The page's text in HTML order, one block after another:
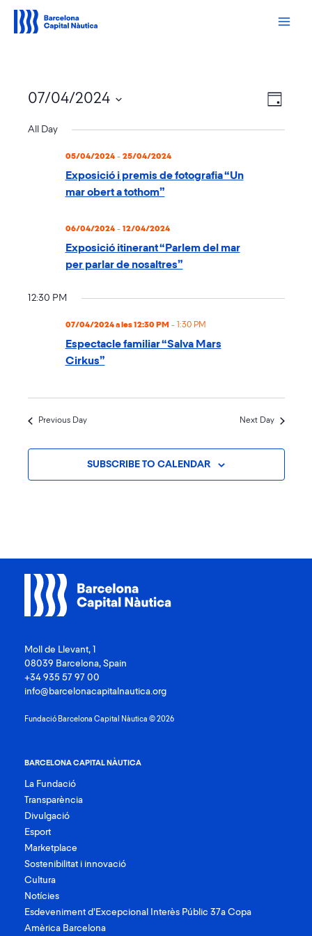
contingut
Views
Navigation
Event
Views
DAY
07/04/2024
date.
All Day
05/04/2024- 25/04/2024
Exposició i premis de fotografia “Un
mar obert a tothom”
06/04/2024- 12/04/2024
Exposició itinerant “Parlem del mar
per parlar de nosaltres”
12:30 PM
07/04/2024 a les 12:30 PM - 1:30 PM
Espectacle familiar “Salva Mars
Cirkus”
Previous Day Next Day
SUBSCRIBE TO CALENDAR
Moll de Llevant, 1
08039 Barcelona, Spain
+34 935 57 97 00
info@barcelonacapitalnautica.org
Fundació Barcelona Capital Nàutica © 2026
BARCELONA CAPITAL NÀUTICA
La Fundació
Transparència
Divulgació
Esport
Marketplace
Sostenibilitat i innovació
Cultura
Notícies
Esdeveniment d’Excepcional Interès Públic 37a Copa
Amèrica Barcelona